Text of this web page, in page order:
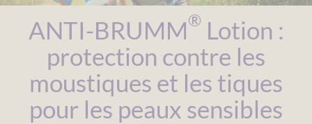
ANTI-BRUMM® Lotion :
protection contre les
moustiques et les tiques
pour les peaux sensibles